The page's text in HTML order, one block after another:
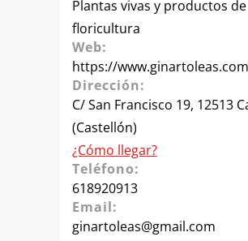
Plantas vivas y productos de
floricultura
Web:
https://
Dirección:
C/ San Francisco 19, 12513
(Castellón)
¿Cómo llegar?
Teléfono:
618920913
Email:
ginartoleas@gmail.com